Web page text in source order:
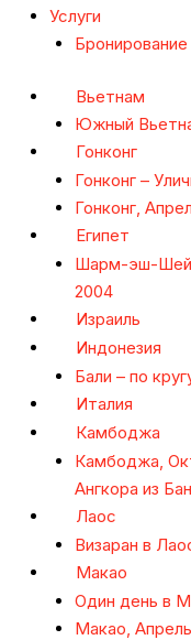
Услуги
Вьетнам
Южный
Гонконг
Гонконг –
Гонконг,
Египет
Шарм-эш-
2004
Израиль
Индонезия
Бали – по
Италия
Камбоджа
Камбоджа,
Ангкора из
Лаос
Визаран в
Макао
Один день в
Макао,